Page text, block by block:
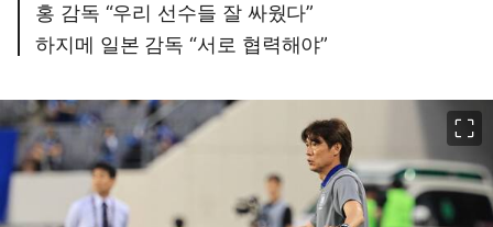
홍 감독 “우리 선수들 잘 싸웠다”
하지메 일본 감독 “서로 협력해야”